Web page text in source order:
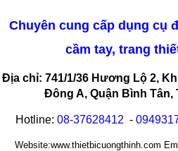
Chuyên cung cấp dụng cụ
cầm tay, trang
Địa chỉ: 741/1/36 Hương Lộ 2,
Đông A, Quận Bình Tân,
Hotline: 08-37628412 -
Website:www.thietbicuongthinh.com